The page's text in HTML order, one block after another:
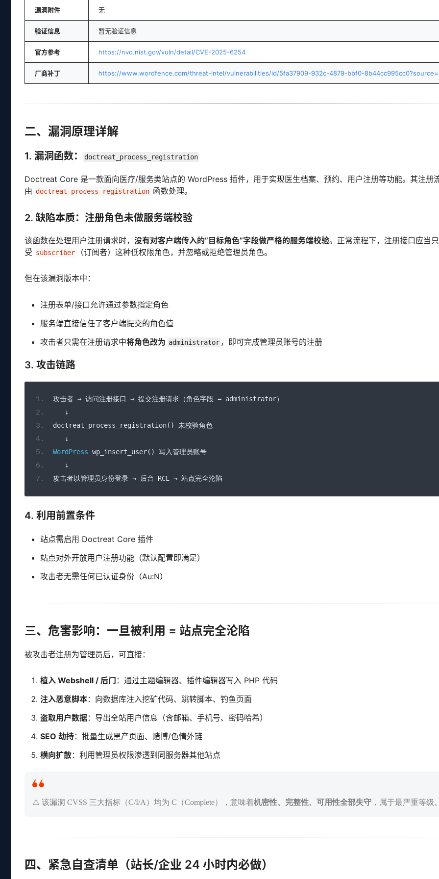
漏洞附件 无
验证信息 暂无验证信息
官方参考 https://nvd.nist.gov/vuln/detail/CVE-2025-6254
厂商补丁 https://www.wordfence.com/threat-intel/vulnerabilities/id/5fa37909-932c-4879-bbf0-
二、漏洞原理详解
1. 漏洞函数： doctreat_process_registration
Doctreat Core 是一款面向医疗/服务类站点的 WordPress 插件，用于实现医生档案、预约、用户注册等功能。其注册
由 doctreat_process_registration 函数处理。
2. 缺陷本质：注册角色未做服务端校验
该函数在处理用户注册请求时， 没有对客户端传入的”目标角色”字段做严格的服务端校验。正常流程下，注册接口应当
受 subscriber （订阅者）这种低权限角色，并忽略或拒绝管理员角色。
但在该漏洞版本中：
注册表单/接口允许通过参数指定角色
服务端直接信任了客户端提交的角色值
攻击者只需在注册请求中将角色改为 administrator ，即可完成管理员账号的注册
3. 攻击链路
攻击者 → 访问注册接口 → 提交注册请求（角色字段 = administrator）
↓
doctreat_process_registration()
未校验角色
↓
WordPress wp_insert_user()
写入管理员账号
↓
攻击者以管理员身份登录 → 后台 RCE → 站点完全沦陷
4. 利用前置条件
站点需启用 Doctreat Core 插件
站点对外开放用户注册功能（默认配置即满足）
攻击者无需任何已认证身份（Au:N）
三、危害影响：一旦被利用 = 站点完全沦陷
被攻击者注册为管理员后，可直接：
植入 Webshell / 后门 ：通过主题编辑器、插件编辑器写入 PHP 代码
注入恶意脚本：向数据库注入挖矿代码、跳转脚本、钓鱼页面
盗取用户数据：导出全站用户信息（含邮箱、手机号、密码哈希）
SEO 劫持：批量生成黑产页面、赌博/色情外链
横向扩散：利用管理员权限渗透到同服务器其他站点
⚠️ 该漏洞 CVSS 三大指标（C/I/A）均为 C（Complete），意味着机密性、完整性、可用性全部失守 ，属于最严重等级
四、紧急自查清单（站长/企业 24 小时内必做）